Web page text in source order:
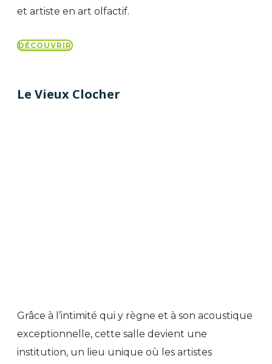
et artiste en art olfactif.
DÉCOUVRIR
Le Vieux Clocher
Grâce à l’intimité qui y règne et à son acoustique
exceptionnelle, cette salle devient une
institution, un lieu unique où les artistes